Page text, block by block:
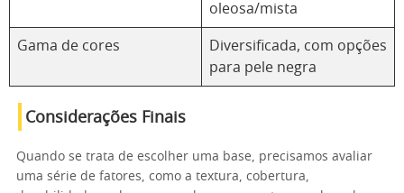
oleosa/mista
Gama de cores
Diversificada, com opções
para pele negra
Considerações Finais
Quando se trata de escolher uma base, precisamos avaliar
uma série de fatores, como a textura, cobertura,